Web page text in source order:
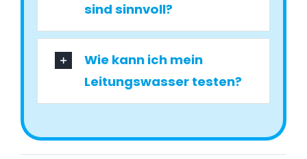
sind sinnvoll?
Wie kann ich mein
Leitungswasser testen?